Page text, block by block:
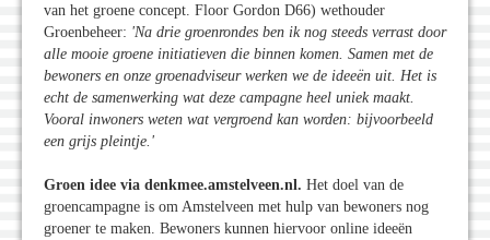
van het groene concept. Floor Gordon D66) wethouder
Groenbeheer: 'Na drie groenrondes ben ik nog steeds verrast door
alle mooie groene initiatieven die binnen komen. Samen met de
bewoners en onze groenadviseur werken we de ideeën uit. Het is
echt de samenwerking wat deze campagne heel uniek maakt.
Vooral inwoners weten wat vergroend kan worden: bijvoorbeeld
een grijs pleintje.'
Groen idee via denkmee.amstelveen.nl. Het doel van de
groencampagne is om Amstelveen met hulp van bewoners nog
groener te maken. Bewoners kunnen hiervoor online ideeën